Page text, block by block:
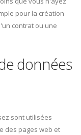
pour la création
contrat ou une
données
sont utilisées
des pages web et